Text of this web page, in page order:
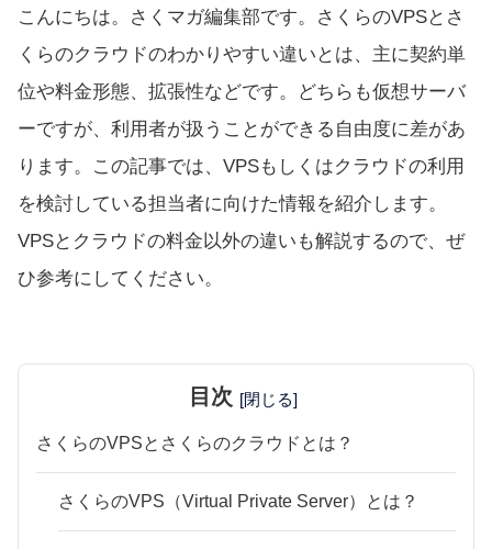
こんにちは。さくマガ編集部です。さくらのVPSとさ
くらのクラウドのわかりやすい違いとは、主に契約単
位や料金形態、拡張性などです。どちらも仮想サーバ
ーですが、利用者が扱うことができる自由度に差があ
ります。この記事では、VPSもしくはクラウドの利用
を検討している担当者に向けた情報を紹介します。
VPSとクラウドの料金以外の違いも解説するので、ぜ
ひ参考にしてください。
目次 [閉じる]
さくらのVPSとさくらのクラウドとは？
さくらのVPS（Virtual Private Server）とは？